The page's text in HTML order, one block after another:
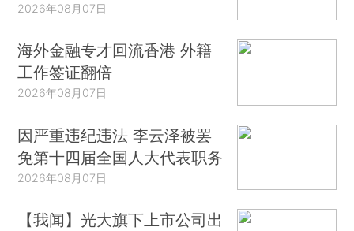
2026年08月07日
海外金融专才回流香港 外籍
工作签证翻倍
2026年08月07日
因严重违纪违法 李云泽被罢
免第十四届全国人大代表职务
2026年08月07日
【我闻】光大旗下上市公司出